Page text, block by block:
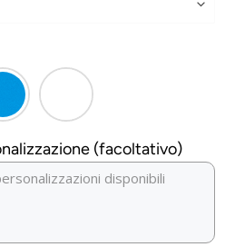
(facoltativo)